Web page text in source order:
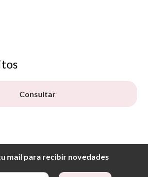
Consultar
mail para recibir novedades